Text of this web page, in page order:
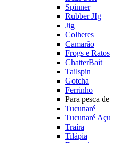
Spinner
Rubber JIg
Jig
Colheres
Camarão
Frogs e Ratos
ChatterBait
Tailspin
Gotcha
Ferrinho
Para pesca de
Tucunaré
Tucunaré Açu
Traíra
Tilápia